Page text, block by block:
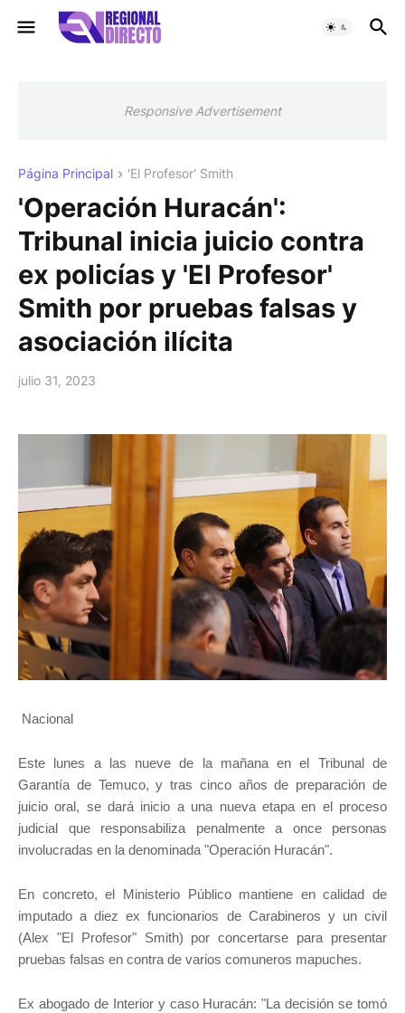
Responsive Advertisement
Página Principal 'El Profesor' Smith
'Operación Huracán':
Tribunal inicia juicio contra
ex policías y 'El Profesor'
Smith por pruebas falsas y
asociación ilícita
julio 31, 2023
Nacional
Este lunes a las nueve de la mañana en el Tribunal de
Garantía de Temuco, y tras cinco años de preparación de
juicio oral, se dará inicio a una nueva etapa en el proceso
judicial que responsabiliza penalmente a once personas
involucradas en la denominada "Operación Huracán".
En concreto, el Ministerio Público mantiene en calidad de
imputado a diez ex funcionarios de Carabineros y un civil
(Alex "El Profesor" Smith) por concertarse para presentar
pruebas falsas en contra de varios comuneros mapuches.
Ex abogado de Interior y caso Huracán: "La decisión se tomó